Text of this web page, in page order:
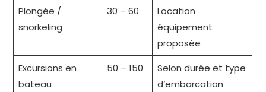
Plongée /
snorkeling
30 – 60
Location
équipement
proposée
Excursions en
bateau
50 – 150
Selon durée et type
d’embarcation